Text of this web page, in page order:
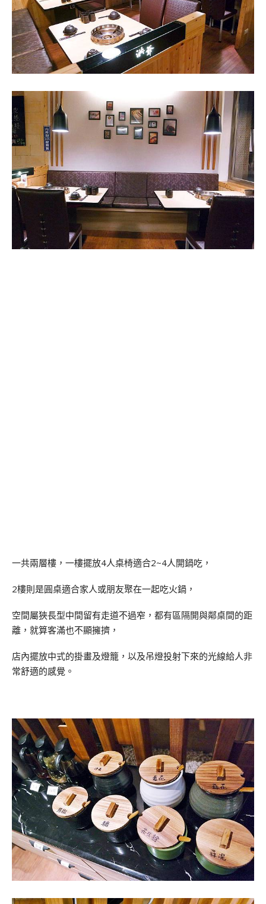
一共兩層樓，一樓擺放4人桌椅適合2~4人開鍋吃，
2樓則是圓桌適合家人或朋友聚在一起吃火鍋，
空間屬狹長型中間留有走道不過窄，都有區隔開與鄰桌間的距
離，就算客滿也不顯擁擠，
店內擺放中式的掛畫及燈籠，以及吊燈投射下來的光線給人非
常舒適的感覺。